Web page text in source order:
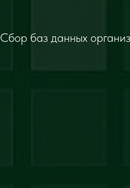
Сбор баз данных